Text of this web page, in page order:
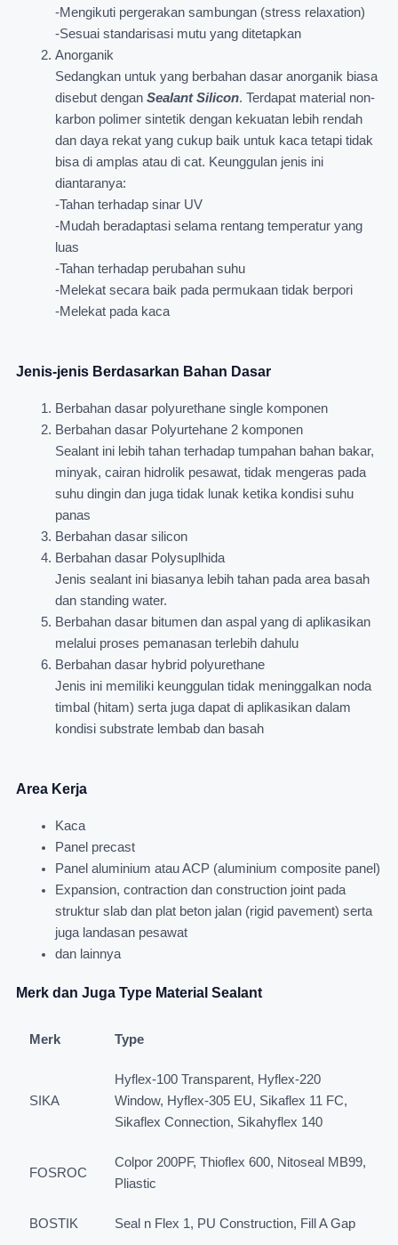
-Mengikuti pergerakan sambungan (stress relaxation)
-Sesuai standarisasi mutu yang ditetapkan
Anorganik
Sedangkan untuk yang berbahan dasar anorganik biasa
disebut dengan Sealant Silicon. Terdapat material non-
karbon polimer sintetik dengan kekuatan lebih rendah
dan daya rekat yang cukup baik untuk kaca tetapi tidak
bisa di amplas atau di cat. Keunggulan jenis ini
diantaranya:
-Tahan terhadap sinar UV
-Mudah beradaptasi selama rentang temperatur yang
luas
-Tahan terhadap perubahan suhu
-Melekat secara baik pada permukaan tidak berpori
-Melekat pada kaca
Jenis-jenis Berdasarkan Bahan Dasar
Berbahan dasar polyurethane single komponen
Berbahan dasar Polyurtehane 2 komponen
Sealant ini lebih tahan terhadap tumpahan bahan bakar,
minyak, cairan hidrolik pesawat, tidak mengeras pada
suhu dingin dan juga tidak lunak ketika kondisi suhu
panas
Berbahan dasar silicon
Berbahan dasar Polysuplhida
Jenis sealant ini biasanya lebih tahan pada area basah
dan standing water.
Berbahan dasar bitumen dan aspal yang di aplikasikan
melalui proses pemanasan terlebih dahulu
Berbahan dasar hybrid polyurethane
Jenis ini memiliki keunggulan tidak meninggalkan noda
timbal (hitam) serta juga dapat di aplikasikan dalam
kondisi substrate lembab dan basah
Area Kerja
Kaca
Panel precast
Panel aluminium atau ACP (aluminium composite panel)
Expansion, contraction dan construction joint pada
struktur slab dan plat beton jalan (rigid pavement) serta
juga landasan pesawat
dan lainnya
Merk dan Juga Type Material Sealant
Merk Type
SIKA
Hyflex-100 Transparent, Hyflex-220
Window, Hyflex-305 EU, Sikaflex 11 FC,
Sikaflex Connection, Sikahyflex 140
FOSROC
Colpor 200PF, Thioflex 600, Nitoseal MB99,
Pliastic
BOSTIK Seal n Flex 1, PU Construction, Fill A Gap